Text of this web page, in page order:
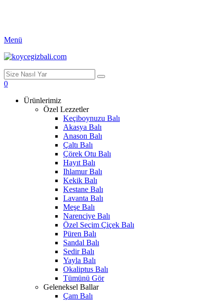
Menü
0
Ürünlerimiz
Özel Lezzetler
Keçiboynuzu Balı
Akasya Balı
Anason Balı
Çaltı Balı
Çörek Otu Balı
Hayıt Balı
Ihlamur Balı
Kekik Balı
Kestane Balı
Lavanta Balı
Meşe Balı
Narenciye Balı
Özel Seçim Çiçek Balı
Püren Balı
Sandal Balı
Sedir Balı
Yayla Balı
Okaliptus Balı
Tümünü Gör
Geleneksel Ballar
Çam Balı